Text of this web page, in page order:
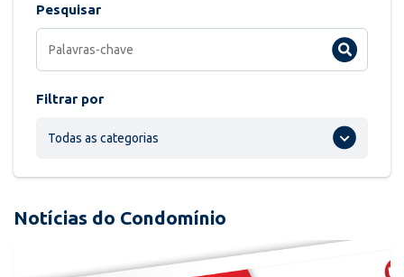
Pesquisar
Filtrar por
Todas as categorias
Notícias do Condomínio